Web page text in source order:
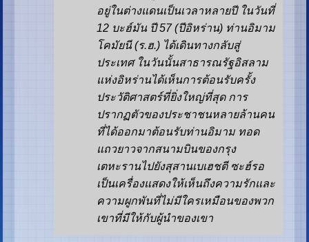
อยู่ในต่างแดนเป็นเวลาหลายปี ในวันที่
12 บะฮ์มัน ปี 57 (ปีอิหร่าน) ท่านอิมาม
โคมัยนี (ร.ฮ.) ได้เดินทางกลับสู่
ประเทศ ในวันนั้นสาธารณรัฐอิสลาม
แห่งอิหร่านได้เห็นการต้อนรับครั้ง
ประวัติศาสตร์ที่ยิ่งใหญ่ที่สุด การ
ปรากฏตัวของประชาชนหลายล้านคน
ที่ได้ออกมาต้อนรับท่านอิมาม ทอด
แถวยาวจากสนามบินของกรุง
เตหะรานไปยังสุสานเบเฮชตี ซะฮ์รอ
เป็นเครื่องแสดงให้เห็นถึงความรักและ
ความผูกพันที่ไม่มีใครเหมือนของพวก
เขาที่มีให้กับผู้นำของเขา